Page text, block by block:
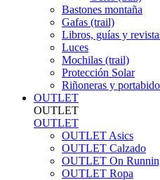
Bastones montaña
Gafas (trail)
Libros, guías y
Luces
Mochilas (trail)
Protección Solar
Riñoneras y
OUTLET
OUTLET
OUTLET
OUTLET Asics
OUTLET Calzado
OUTLET On
OUTLET Ropa